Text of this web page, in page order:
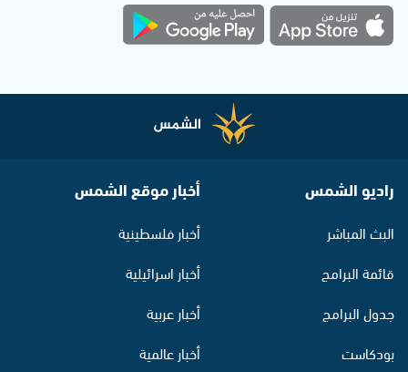
راديو الشمس
البث المباشر
قائمة البرامج
جدول البرامج
بودكاست
أخبار موقع الشمس
أخبار فلسطينية
أخبار اسرائيلية
أخبار عربية
أخبار عالمية